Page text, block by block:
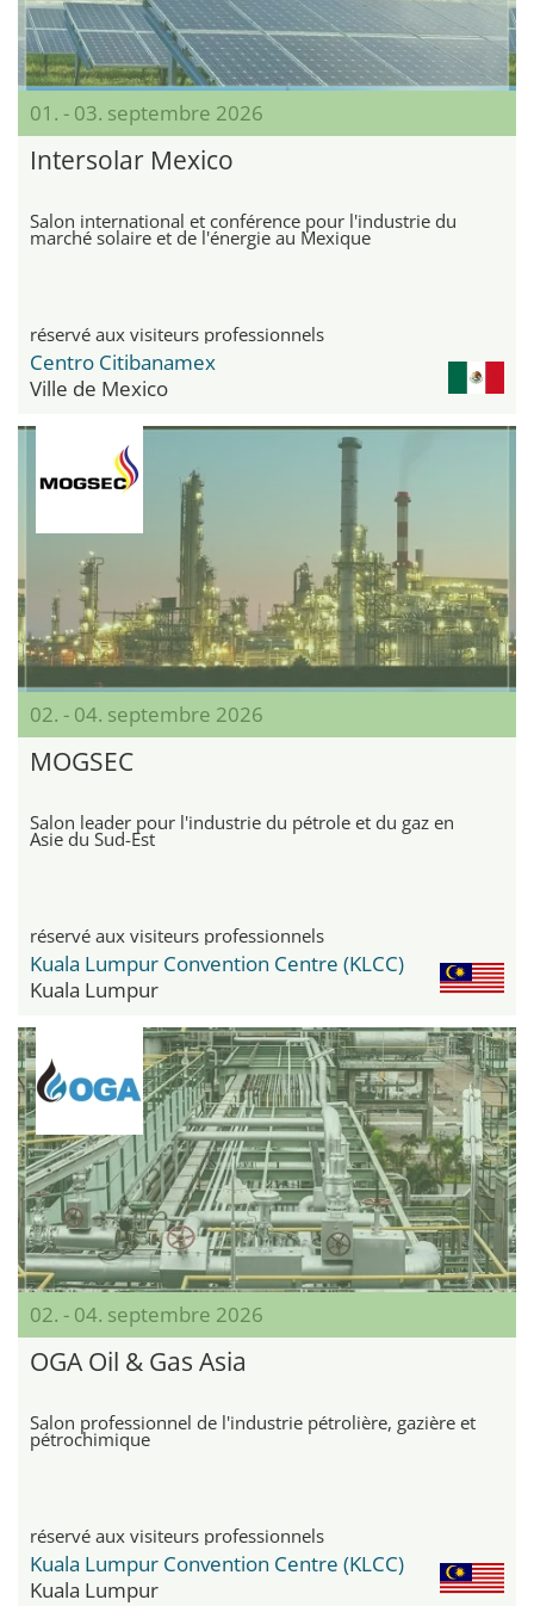
01. - 03. septembre 2026
Intersolar Mexico
Salon international et conférence pour l'industrie du
marché solaire et de l'énergie au Mexique
réservé aux visiteurs professionnels
Centro Citibanamex
Ville de Mexico
02. - 04. septembre 2026
MOGSEC
Salon leader pour l'industrie du pétrole et du gaz en
Asie du Sud-Est
réservé aux visiteurs professionnels
Kuala Lumpur Convention Centre (KLCC)
Kuala Lumpur
02. - 04. septembre 2026
OGA Oil & Gas Asia
Salon professionnel de l'industrie pétrolière, gazière et
pétrochimique
réservé aux visiteurs professionnels
Kuala Lumpur Convention Centre (KLCC)
Kuala Lumpur